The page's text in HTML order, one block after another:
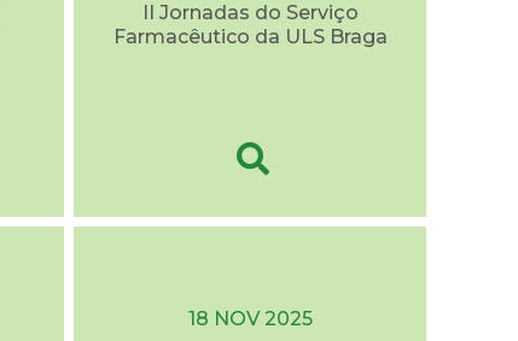
II Jornadas do Serviço
Farmacêutico da ULS Braga
18 NOV 2025